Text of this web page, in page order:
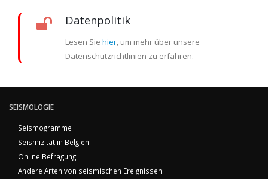
Datenpolitik
Lesen Sie hier, um mehr über unsere
Datenschutzrichtlinien zu erfahren.
SEISMOLOGIE
Seismogramme
Seismizität in Belgien
Online Befragung
Andere Arten von seismischen Ereignissen